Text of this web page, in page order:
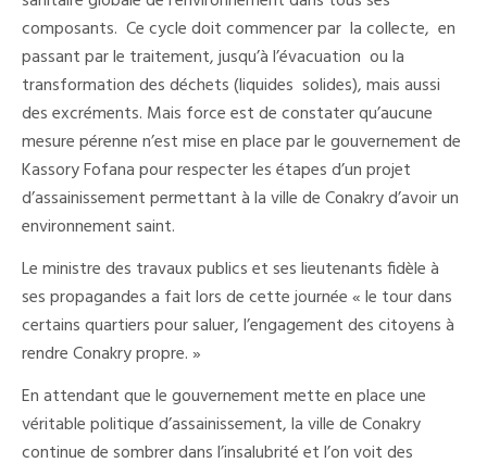
composants. Ce cycle doit commencer par la collecte, en
passant par le traitement, jusqu’à l’évacuation ou la
transformation des déchets (liquides solides), mais aussi
des excréments. Mais force est de constater qu’aucune
mesure pérenne n’est mise en place par le gouvernement de
Kassory Fofana pour respecter les étapes d’un projet
d’assainissement permettant à la ville de Conakry d’avoir un
environnement saint.
Le ministre des travaux publics et ses lieutenants fidèle à
ses propagandes a fait lors de cette journée « le tour dans
certains quartiers pour saluer, l’engagement des citoyens à
rendre Conakry propre. »
En attendant que le gouvernement mette en place une
véritable politique d’assainissement, la ville de Conakry
continue de sombrer dans l’insalubrité et l’on voit des